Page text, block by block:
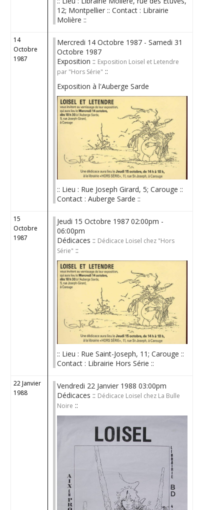
12; Montpellier :: Contact : Librairie
Molière ::
14
Octobre
1987
Mercredi 14 Octobre 1987 - Samedi 31
Octobre 1987
Exposition :: Exposition Loisel et Letendre
par "Hors Série" ::
Exposition à l'Auberge Sarde
:: Lieu : Rue Joseph Girard, 5; Carouge ::
Contact : Auberge Sarde ::
15
Octobre
1987
Jeudi 15 Octobre 1987 02:00pm -
06:00pm
Dédicaces :: Dédicace Loisel chez "Hors
Série" ::
:: Lieu : Rue Saint-Joseph, 11; Carouge ::
Contact : Librairie Hors Série ::
22 Janvier
1988
Vendredi 22 Janvier 1988 03:00pm
Dédicaces :: Dédicace Loisel chez La Bulle
Noire ::